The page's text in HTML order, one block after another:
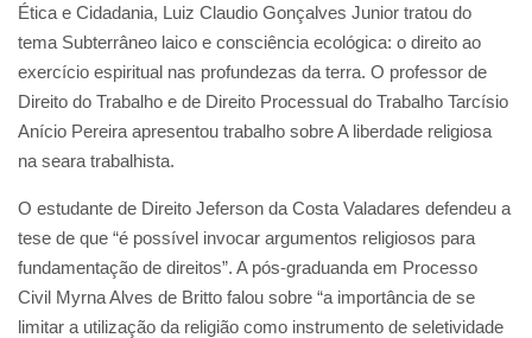
Ética e Cidadania, Luiz Claudio Gonçalves Junior tratou do
tema Subterrâneo laico e consciência ecológica: o direito ao
exercício espiritual nas profundezas da terra. O professor de
Direito do Trabalho e de Direito Processual do Trabalho Tarcísio
Anício Pereira apresentou trabalho sobre A liberdade religiosa
na seara trabalhista.
O estudante de Direito Jeferson da Costa Valadares defendeu a
tese de que “é possível invocar argumentos religiosos para
fundamentação de direitos”. A pós-graduanda em Processo
Civil Myrna Alves de Britto falou sobre “a importância de se
limitar a utilização da religião como instrumento de seletividade